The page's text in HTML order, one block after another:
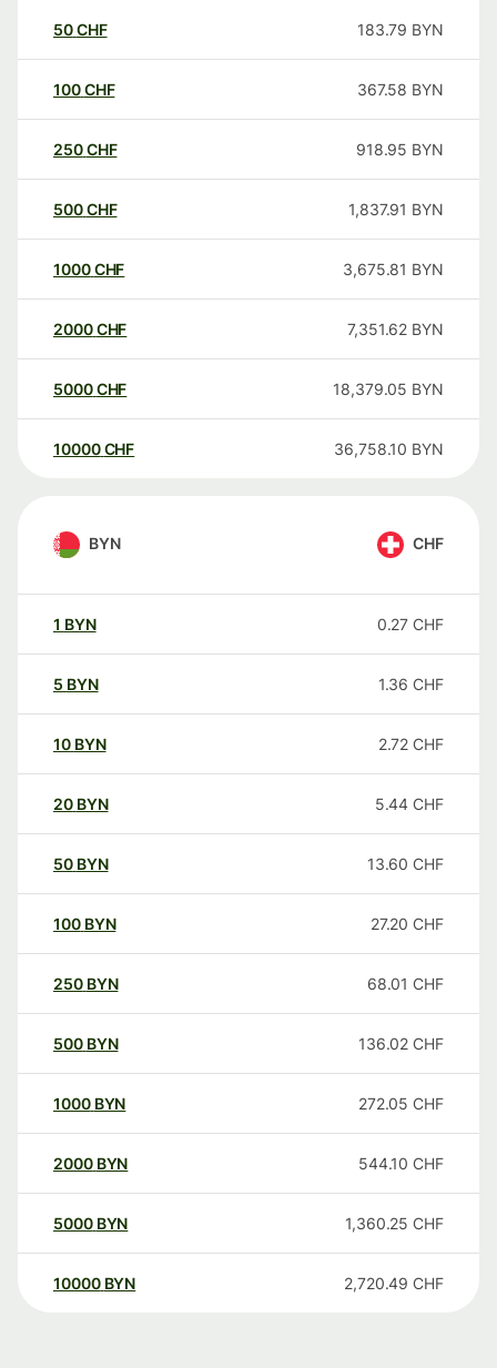
50CHF 183.79 BYN
100CHF 367.58 BYN
250CHF 918.95 BYN
500CHF 1,837.91 BYN
1000CHF 3,675.81 BYN
2000CHF 7,351.62 BYN
5000CHF 18,379.05 BYN
10000 CHF 36,758.10 BYN
BYN CHF
1 BYN 0.27 CHF
5 BYN 1.36 CHF
10 BYN 2.72 CHF
20 BYN 5.44 CHF
50 BYN 13.60 CHF
100 BYN 27.20 CHF
250 BYN 68.01 CHF
500 BYN 136.02 CHF
1000 BYN 272.05 CHF
2000 BYN 544.10 CHF
5000 BYN 1,360.25 CHF
10000 BYN 2,720.49 CHF